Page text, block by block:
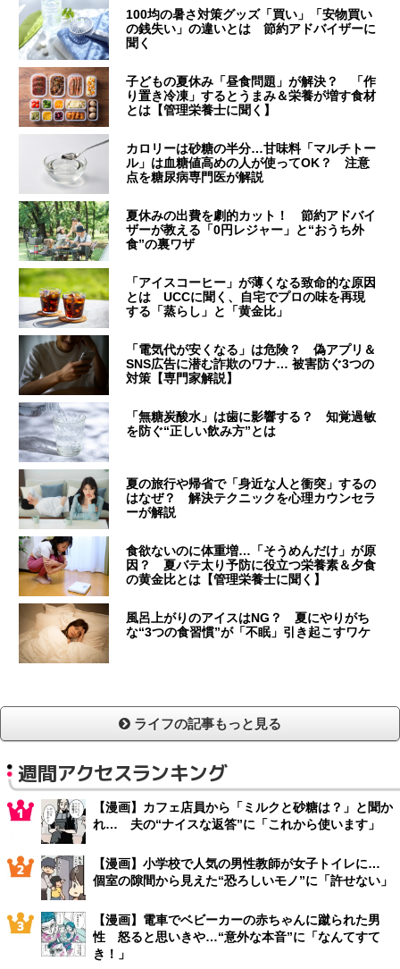
100均の暑さ対策グッズ「買い」「安物買い
の銭失い」の違いとは 節約アドバイザーに
聞く
子どもの夏休み「昼食問題」が解決？ 「作
り置き冷凍」するとうまみ＆栄養が増す食材
とは【管理栄養士に聞く】
カロリーは砂糖の半分…甘味料「マルチトー
ル」は血糖値高めの人が使ってOK？ 注意
点を糖尿病専門医が解説
夏休みの出費を劇的カット！ 節約アドバイ
ザーが教える「0円レジャー」と“おうち外
食”の裏ワザ
「アイスコーヒー」が薄くなる致命的な原因
とは UCCに聞く、自宅でプロの味を再現
する「蒸らし」と「黄金比」
「電気代が安くなる」は危険？ 偽アプリ＆
SNS広告に潜む詐欺のワナ… 被害防ぐ3つの
対策【専門家解説】
「無糖炭酸水」は歯に影響する？ 知覚過敏
を防ぐ“正しい飲み方”とは
夏の旅行や帰省で「身近な人と衝突」するの
はなぜ？ 解決テクニックを心理カウンセラ
ーが解説
食欲ないのに体重増…「そうめんだけ」が原
因？ 夏バテ太り予防に役立つ栄養素＆夕食
の黄金比とは【管理栄養士に聞く】
風呂上がりのアイスはNG？ 夏にやりがち
な“3つの食習慣”が「不眠」引き起こすワケ
ライフの記事もっと見る
週間アクセスランキング
【漫画】カフェ店員から「ミルクと砂糖は？」と聞か
れ… 夫の“ナイスな返答”に「これから使います」
【漫画】小学校で人気の男性教師が女子トイレに…
個室の隙間から見えた“恐ろしいモノ”に「許せない」
【漫画】電車でベビーカーの赤ちゃんに蹴られた男
性 怒ると思いきや…“意外な本音”に「なんてすて
き！」